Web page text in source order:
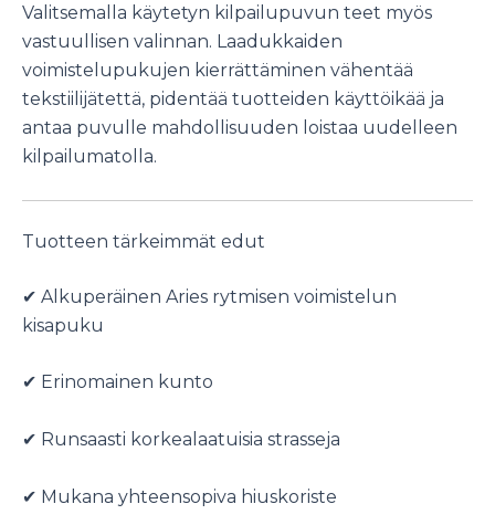
Valitsemalla käytetyn kilpailupuvun teet myös
vastuullisen valinnan. Laadukkaiden
voimistelupukujen kierrättäminen vähentää
tekstiilijätettä, pidentää tuotteiden käyttöikää ja
antaa puvulle mahdollisuuden loistaa uudelleen
kilpailumatolla.
Tuotteen tärkeimmät edut
✔ Alkuperäinen Aries rytmisen voimistelun
kisapuku
✔ Erinomainen kunto
✔ Runsaasti korkealaatuisia strasseja
✔ Mukana yhteensopiva hiuskoriste